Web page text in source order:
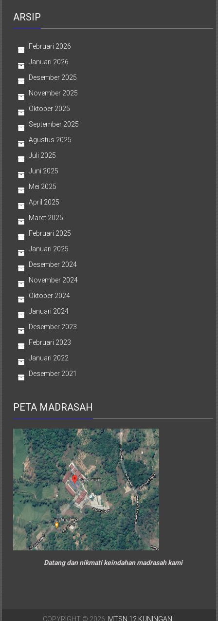
ARSIP
Februari 2026
Januari 2026
Desember 2025
November 2025
Oktober 2025
September 2025
Agustus 2025
Juli 2025
Juni 2025
Mei 2025
April 2025
Maret 2025
Februari 2025
Januari 2025
Desember 2024
November 2024
Oktober 2024
Januari 2024
Desember 2023
Februari 2023
Januari 2022
Desember 2021
PETA MADRASAH
Datang dan nikmati keindahan madrasah kami
COPYRIGHT © 2026: MTSN 12 KUNINGAN